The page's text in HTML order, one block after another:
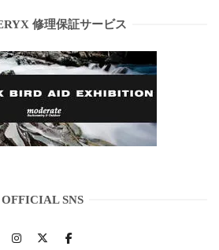
修理保証サービス
OFFICIAL SNS